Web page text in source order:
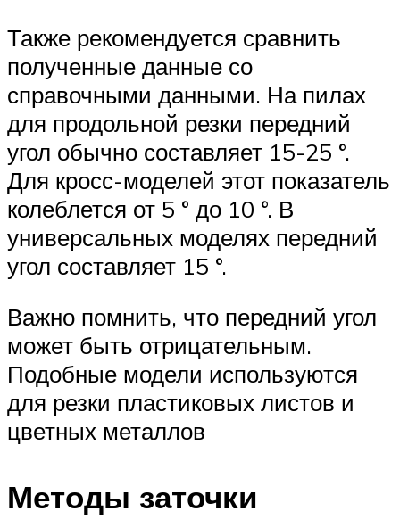
Также рекомендуется сравнить
полученные данные со
справочными данными. На пилах
для продольной резки передний
угол обычно составляет 15-25 °.
Для кросс-моделей этот показатель
колеблется от 5 ° до 10 °. В
универсальных моделях передний
угол составляет 15 °.
Важно помнить, что передний угол
может быть отрицательным.
Подобные модели используются
для резки пластиковых листов и
цветных металлов
Методы заточки